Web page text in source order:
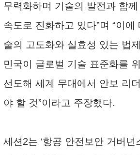
무력화하며 기술의 발전과 함
속도로 진화하고 있다”며 “이에
술의 고도화와 실효성 있는 법
민국이 글로벌 기술 표준화를
선도해 세계 무대에서 안보 리
야 할 것”이라고 주장했다.
세션2는 ‘항공 안전보안 거버넌